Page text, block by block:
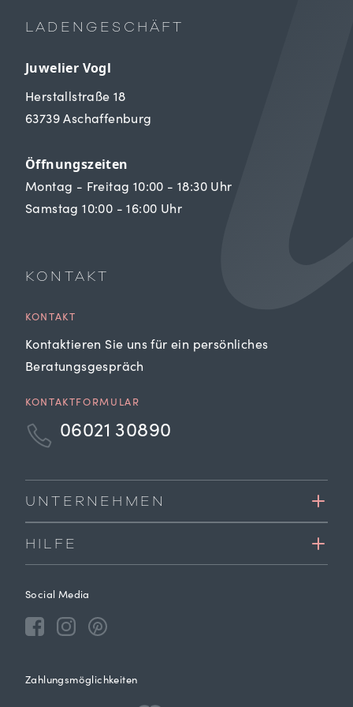
LADENGESCHÄFT
Juwelier Vogl
Herstallstraße 18
63739 Aschaffenburg
Öffnungszeiten
Montag - Freitag 10:00 - 18:30 Uhr
Samstag 10:00 - 16:00 Uhr
KONTAKT
KONTAKT
Kontaktieren Sie uns für ein persönliches
Beratungsgespräch
KONTAKTFORMULAR
06021 30890
UNTERNEHMEN
HILFE
Social Media
Zahlungsmöglichkeiten